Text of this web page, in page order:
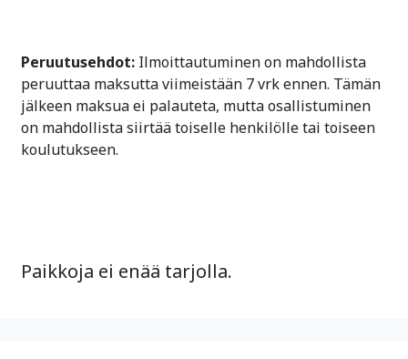
Peruutusehdot: Ilmoittautuminen on mahdollista
peruuttaa maksutta viimeistään 7 vrk ennen. Tämän
jälkeen maksua ei palauteta, mutta osallistuminen
on mahdollista siirtää toiselle henkilölle tai toiseen
koulutukseen.
Paikkoja ei enää tarjolla.